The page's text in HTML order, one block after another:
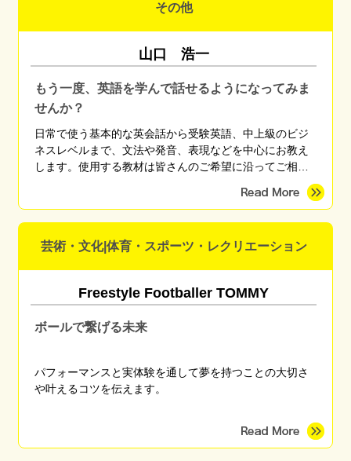
その他
山口 浩一
もう一度、英語を学んで話せるようになってみま
せんか？
日常で使う基本的な英会話から受験英語、中上級のビジ
ネスレベルまで、文法や発音、表現などを中心にお教え
します。使用する教材は皆さんのご希望に沿ってご相談
芸術・文化|体育・スポーツ・レクリエーション
Freestyle Footballer TOMMY
ボールで繋げる未来
パフォーマンスと実体験を通して夢を持つことの大切さ
や叶えるコツを伝えます。